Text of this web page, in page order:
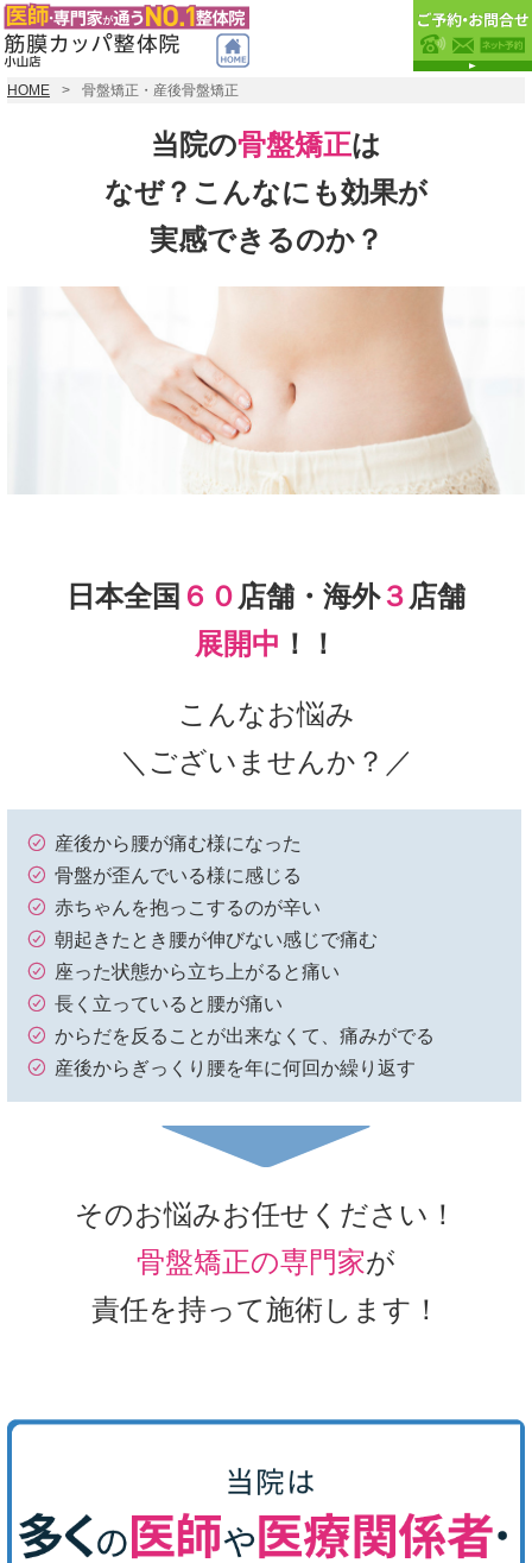
HOME 骨盤矯正・産後骨盤矯正
当院の骨盤矯正は
なぜ？こんなにも効果が
実感できるのか？
日本全国 ６０ 店舗・海外３ 店舗
展開中 ！！
こんなお悩み
＼ございませんか？／
産後から腰が痛む様になった
骨盤が歪んでいる様に感じる
赤ちゃんを抱っこするのが辛い
朝起きたとき腰が伸びない感じで痛む
座った状態から立ち上がると痛い
長く立っていると腰が痛い
からだを反ることが出来なくて、痛みがでる
産後からぎっくり腰を年に何回か繰り返す
そのお悩みお任せください！
骨盤矯正の専門家が
責任を持って施術します！